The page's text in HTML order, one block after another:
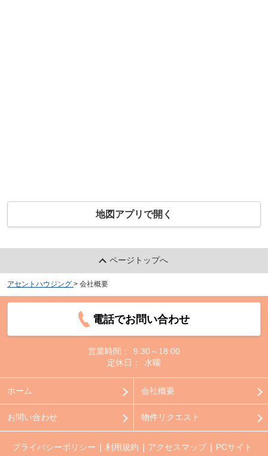
地図アプリで開く
ページトップへ
アセントハウジング > 会社概要
電話でお問い合わせ
営業時間：
9:30～18:00
定休日：
水曜
ホーム 会社概要
お問い合わせ 物件リクエスト
プライバシーポリシー 利用規約 アクセスマップ
PCサイト